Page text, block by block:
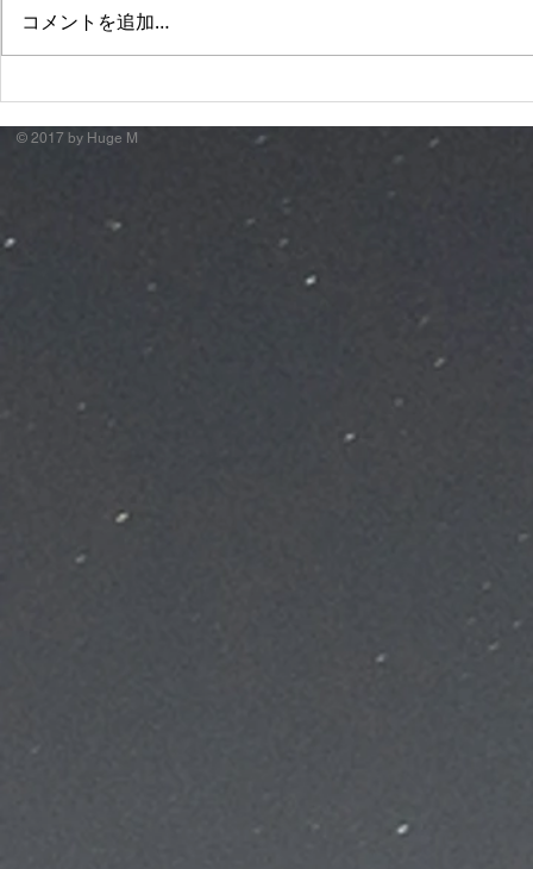
萬月邸 "諸行無常City."
Apollogic "
ド"
コメントを追加…
© 2017 by Huge M